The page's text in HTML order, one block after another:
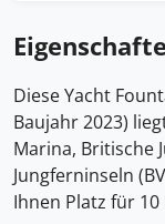
Diese Yacht
Baujahr 2023)
Marina, Britische
Jungferninseln
Ihnen Platz für